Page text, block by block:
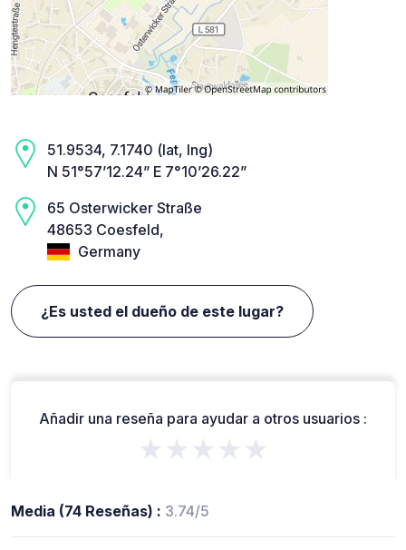
51.9534, 7.1740 (lat, lng)
N 51°57’12.24” E 7°10’26.22”
65 Osterwicker Straße
48653 Coesfeld,
Germany
¿Es usted el dueño de este lugar?
Añadir una reseña para ayudar a otros usuarios :
★★★★★
Media (74 Reseñas) : 3.74/5